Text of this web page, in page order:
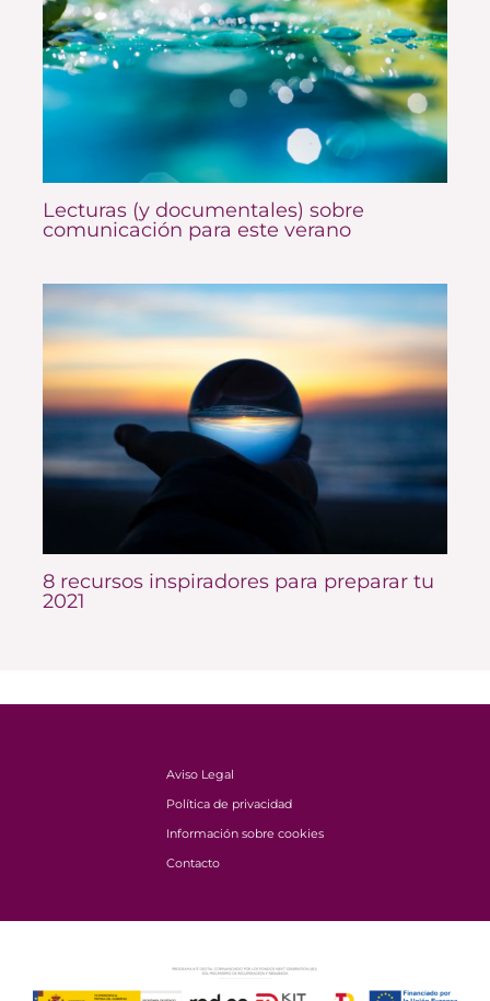
Lecturas (y documentales) sobre
comunicación para este verano
8 recursos inspiradores para preparar tu
2021
Aviso Legal
Política de privacidad
Información sobre cookies
Contacto